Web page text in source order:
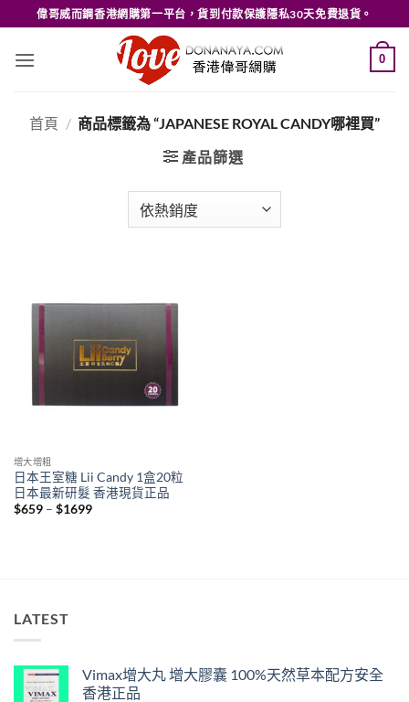
to
content
偉哥威而鋼香港網購第一平台，貨到付款保護隱私30天免費退貨。
0
首頁 / 商品標籤為 “JAPANESE ROYAL CANDY哪裡買”
產品篩選
增大增粗
日本王室糖 Lii Candy 1盒20粒
日本最新研髮 香港現貨正品
$659 – $1699Price
LATEST
Vimax增大丸 增大膠囊 100%天然草本配方安全
香港正品